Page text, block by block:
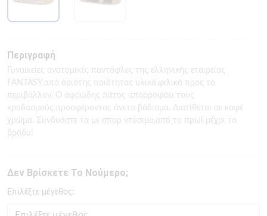
Περιγραφή
Γυναικείες ανατομικές παντόφλες της ελληνικής εταιρείας
FANTASY,από άριστης ποιότητας υλικά,φιλικά προς το
περιβάλλον. Ο αφρώδης πάτος απορροφάει τους
κραδασμούς.προσφέροντας άνετο βάδισμα. Διατίθεται σε καφέ
χρώμα. Συνδυάστε τα με σπορ ντύσιμο,από το πρωί μέχρι το
βράδυ!
Δεν Βρίσκετε Το Νούμερο;
Eπιλέξτε μέγεθος: